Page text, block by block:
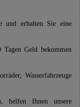
und erhalten Sie eine
Geld bekommen
Wasserfahrzeuge
helfen Ihnen unsere